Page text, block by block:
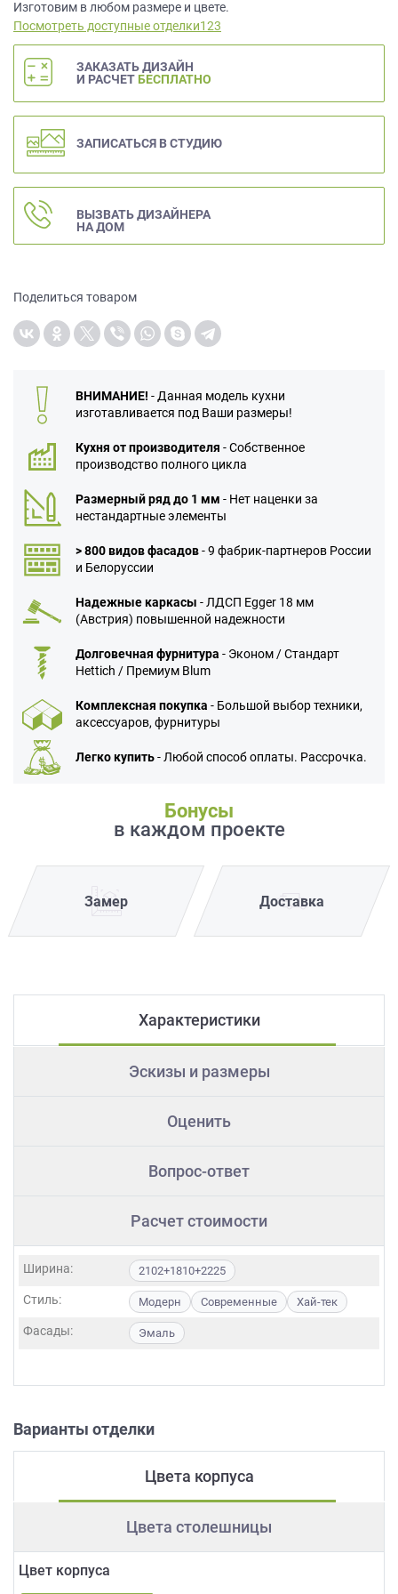
Изготовим в любом размере и цвете.
Посмотреть доступные отделки123
ЗАКАЗАТЬ ДИЗАЙН
И РАСЧЕТ БЕСПЛАТНО
ЗАПИСАТЬСЯ В СТУДИЮ
ВЫЗВАТЬ ДИЗАЙНЕРА
НА ДОМ
Поделиться товаром
ВНИМАНИЕ! - Данная модель кухни
изготавливается под Ваши размеры!
Кухня от производителя - Собственное
производство полного цикла
Размерный ряд до 1 мм - Нет наценки за
нестандартные элементы
> 800 видов фасадов- 9 фабрик-партнеров России
и Белоруссии
Надежные каркасы - ЛДСП Egger 18 мм
(Австрия) повышенной надежности
Долговечная фурнитура - Эконом / Стандарт
Hettich / Премиум Blum
Комплексная покупка - Большой выбор техники,
аксессуаров, фурнитуры
Легко купить- Любой способ оплаты. Рассрочка.
Бонусы
в каждом проекте
Замер Доставка
Характеристики
Эскизы и размеры
Оценить
Вопрос-ответ
Расчет стоимости
Ширина: 2102+1810+2225
Стиль: Модерн Современные Хай-тек
Фасады: Эмаль
Варианты отделки
Цвета корпуса
Цвета столешницы
Цвет корпуса
данных.